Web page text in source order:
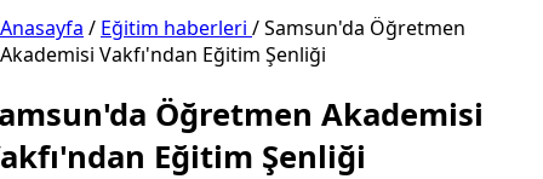
Anasayfa / Eğitim haberleri /Samsun'da Öğretmen
Akademisi Vakfı'ndan Eğitim Şenliği
Öğretmen Akademisi
Eğitim Şenliği